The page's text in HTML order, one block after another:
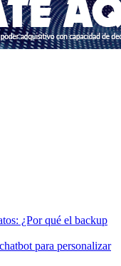
¿Por qué el backup
para personalizar